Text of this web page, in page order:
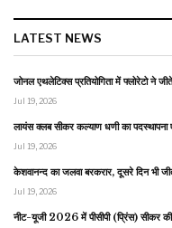
LATEST NEWS
जोनल एथलेटिक्स प्रतियोगिता में फ्लोरेटो ने
Jul 19, 2026
लायंस क्लब सीकर कल्याण धणी का पदस्थापना
Jul 19, 2026
केशवानन्द का जलवा बरकरार, दूसरे दिन भी
Jul 19, 2026
नीट-यूजी 2026 में पीसीपी (प्रिंस) सीकर की